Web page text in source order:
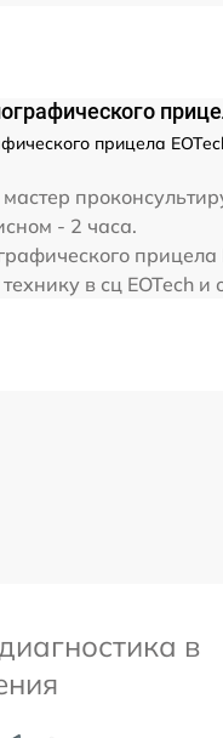
прицела
- 2 часа.
в сц EOTech и
в